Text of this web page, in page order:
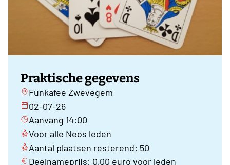
Praktische gegevens
Funkafee Zwevegem
02-07-26
Aanvang 14:00
Voor alle Neos leden
Aantal plaatsen resterend: 50
Deelnameprijs: 0,00 euro voor leden